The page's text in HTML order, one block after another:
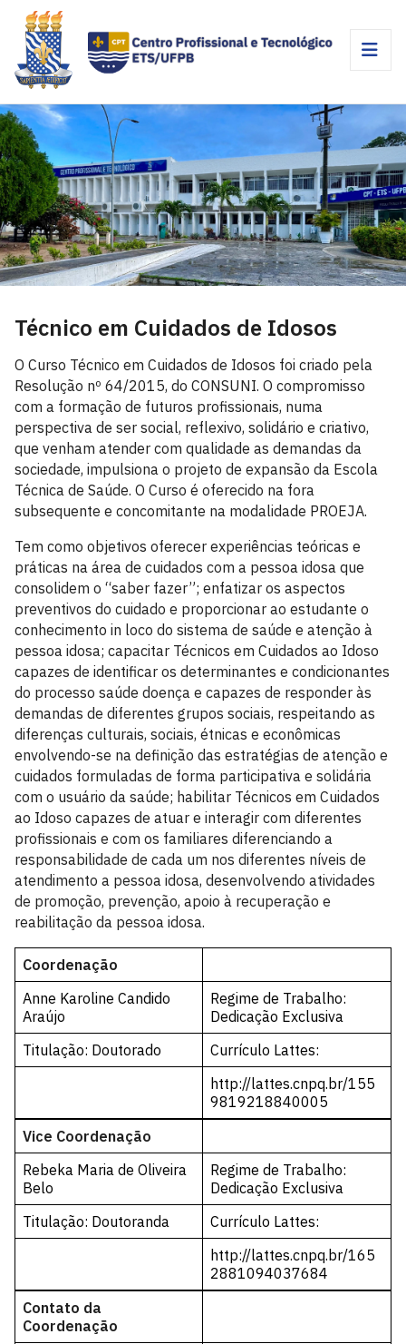
Técnico em Cuidados de Idosos
O Curso Técnico em Cuidados de Idosos foi criado pela
Resolução nº 64/2015, do CONSUNI. O compromisso
com a formação de futuros profissionais, numa
perspectiva de ser social, reflexivo, solidário e criativo,
que venham atender com qualidade as demandas da
sociedade, impulsiona o projeto de expansão da Escola
Técnica de Saúde. O Curso é oferecido na fora
subsequente e concomitante na modalidade PROEJA.
Tem como objetivos oferecer experiências teóricas e
práticas na área de cuidados com a pessoa idosa que
consolidem o “saber fazer”; enfatizar os aspectos
preventivos do cuidado e proporcionar ao estudante o
conhecimento in loco do sistema de saúde e atenção à
pessoa idosa; capacitar Técnicos em Cuidados ao Idoso
capazes de identificar os determinantes e condicionantes
do processo saúde doença e capazes de responder às
demandas de diferentes grupos sociais, respeitando as
diferenças culturais, sociais, étnicas e econômicas
envolvendo-se na definição das estratégias de atenção e
cuidados formuladas de forma participativa e solidária
com o usuário da saúde; habilitar Técnicos em Cuidados
ao Idoso capazes de atuar e interagir com diferentes
profissionais e com os familiares diferenciando a
responsabilidade de cada um nos diferentes níveis de
atendimento a pessoa idosa, desenvolvendo atividades
de promoção, prevenção, apoio à recuperação e
reabilitação da pessoa idosa.
Coordenação
Anne Karoline Candido
Araújo
Regime de Trabalho:
Dedicação Exclusiva
Titulação: Doutorado
Currículo Lattes:
http://lattes.cnpq.br/155
9819218840005
Vice Coordenação
Rebeka Maria de Oliveira
Belo
Regime de Trabalho:
Dedicação Exclusiva
Titulação: Doutoranda
Currículo Lattes:
http://lattes.cnpq.br/165
2881094037684
Contato da
Coordenação